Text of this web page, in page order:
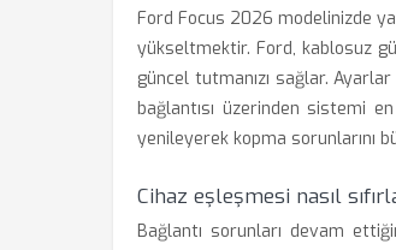
Ford Focus 2026 modelinizde
yükseltmektir. Ford, kablosuz
güncel tutmanızı sağlar.
bağlantısı üzerinden sistemi
yenileyerek kopma sorunlarını
Cihaz eşleşmesi nasıl
Bağlantı sorunları devam